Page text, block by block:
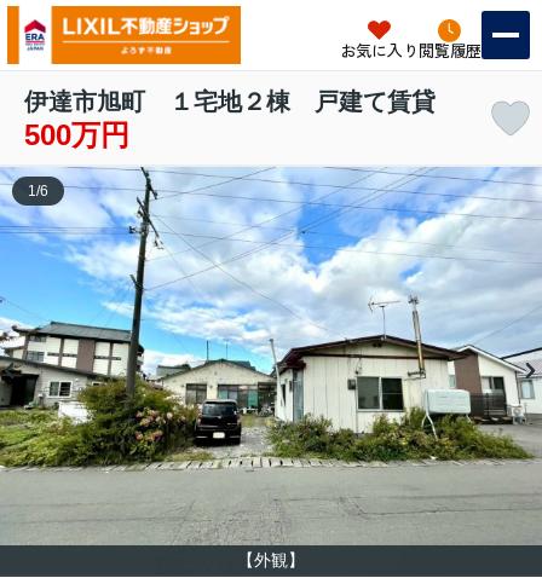
お気に入り 閲覧履歴
伊達市旭町 １宅地２棟 戸建て賃貸
500万円
【外観】
1/6